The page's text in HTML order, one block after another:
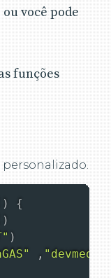
você pode
funções
)
{
)
)
,